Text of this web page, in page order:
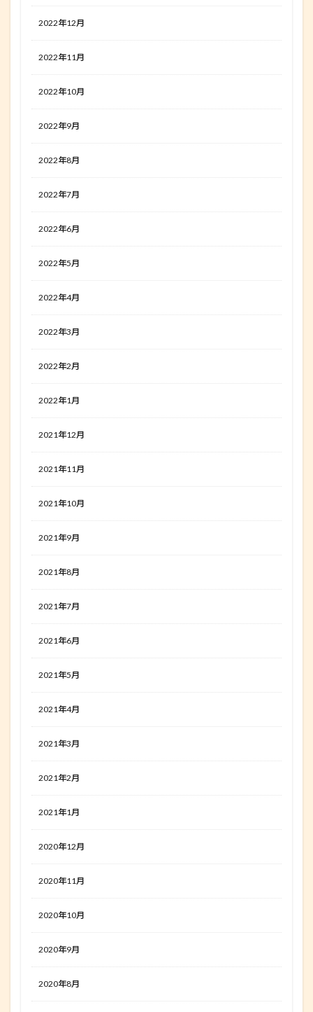
2022年12月
2022年11月
2022年10月
2022年9月
2022年8月
2022年7月
2022年6月
2022年5月
2022年4月
2022年3月
2022年2月
2022年1月
2021年12月
2021年11月
2021年10月
2021年9月
2021年8月
2021年7月
2021年6月
2021年5月
2021年4月
2021年3月
2021年2月
2021年1月
2020年12月
2020年11月
2020年10月
2020年9月
2020年8月